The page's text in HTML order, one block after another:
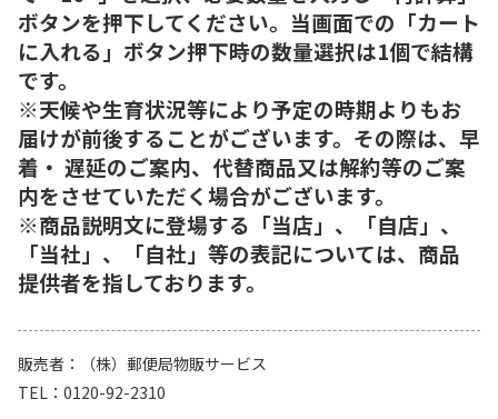
ボタンを押下してください。当画面での「カート
に入れる」ボタン押下時の数量選択は1個で結構
です。
※天候や生育状況等により予定の時期よりもお
届けが前後することがございます。その際は、早
着・ 遅延のご案内、代替商品又は解約等のご案
内をさせていただく場合がございます。
※商品説明文に登場する「当店」、「自店」、
「当社」、「自社」等の表記については、商品
提供者を指しております。
販売者
（株）郵便局物販サービス
TEL
0120-92-2310